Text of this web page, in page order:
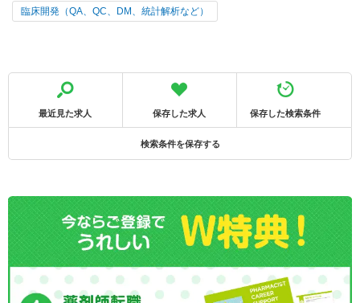
臨床開発（QA、QC、DM、統計解析など）
最近見た求人 保存した求人 保存した検索条件
検索条件を保存する